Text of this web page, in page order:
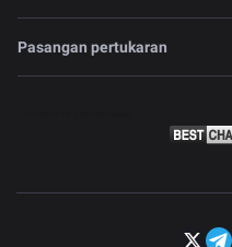
Pasangan pertukaran